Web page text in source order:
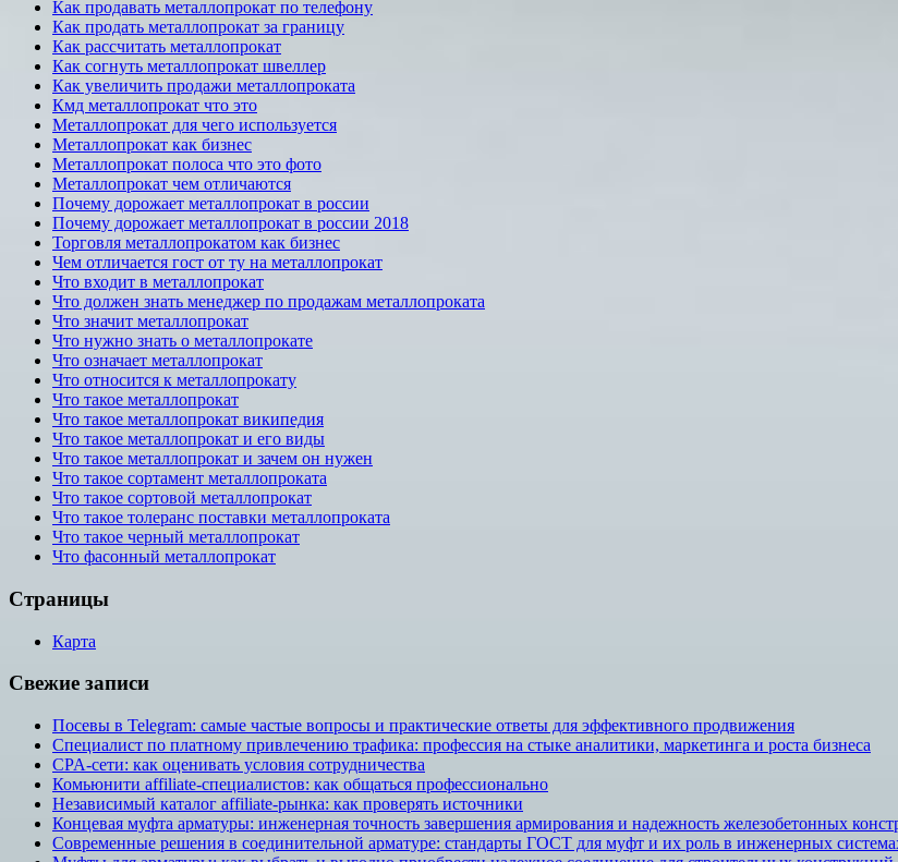
Как продавать металлопрокат по телефону
Как продать металлопрокат за границу
Как рассчитать металлопрокат
Как согнуть металлопрокат швеллер
Как увеличить продажи металлопроката
Кмд металлопрокат что это
Металлопрокат для чего используется
Металлопрокат как бизнес
Металлопрокат полоса что это фото
Металлопрокат чем отличаются
Почему дорожает металлопрокат в россии
Почему дорожает металлопрокат в россии 2018
Торговля металлопрокатом как бизнес
Чем отличается гост от ту на металлопрокат
Что входит в металлопрокат
Что должен знать менеджер по продажам металлопроката
Что значит металлопрокат
Что нужно знать о металлопрокате
Что означает металлопрокат
Что относится к металлопрокату
Что такое металлопрокат
Что такое металлопрокат википедия
Что такое металлопрокат и его виды
Что такое металлопрокат и зачем он нужен
Что такое сортамент металлопроката
Что такое сортовой металлопрокат
Что такое толеранс поставки металлопроката
Что такое черный металлопрокат
Что фасонный металлопрокат
Страницы
Карта
Свежие записи
Посевы в Telegram: самые частые вопросы и практические ответы для эффективного продвижения
Специалист по платному привлечению трафика: профессия на стыке аналитики, маркетинга и роста бизнеса
CPA-сети: как оценивать условия сотрудничества
Комьюнити affiliate-специалистов: как общаться профессионально
Независимый каталог affiliate-рынка: как проверять источники
Концевая муфта арматуры: инженерная точность завершения армирования и надежность железобетонных
Современные решения в соединительной арматуре: стандарты ГОСТ для муфт и их роль в инженерных